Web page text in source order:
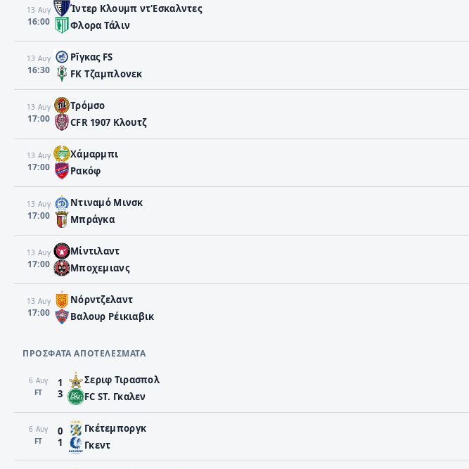
13 Αυγ
16:00
Ίντερ Κλουμπ ντ'Εσκαλντες
Φλορα Τάλιν
13 Αυγ
16:30
Ρīγκας FS
FK Τζαμπλονεκ
13 Αυγ
17:00
Τρόμσο
CFR 1907 Κλουτζ
13 Αυγ
17:00
Χάμαρμπι
Ρακόφ
13 Αυγ
17:00
Ντιναμό Μινσκ
Μπράγκα
13 Αυγ
17:00
Μίντιλαντ
Μποχεμιανς
13 Αυγ
17:00
Νόρντζελαντ
Βαλουρ Ρέικιαβικ
ΠΡΌΣΦΑΤΑ ΑΠΟΤΕΛΈΣΜΑΤΑ
6 Αυγ
FΤ
1
3
Σεριφ Τιρασπολ
FC ST. Γκαλεν
6 Αυγ
FΤ
0
1
Γκέτεμποργκ
Γκεντ